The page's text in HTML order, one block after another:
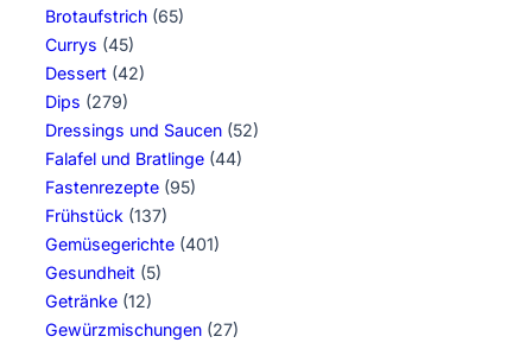
Brotaufstrich (65)
Currys (45)
Dessert (42)
Dips (279)
Dressings und Saucen (52)
Falafel und Bratlinge (44)
Fastenrezepte (95)
Frühstück (137)
Gemüsegerichte (401)
Gesundheit (5)
Getränke (12)
Gewürzmischungen (27)